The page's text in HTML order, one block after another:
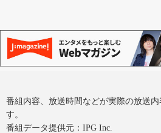
番組内容、放送時間などが実際の放送
す。
番組データ提供元：IPG Inc.